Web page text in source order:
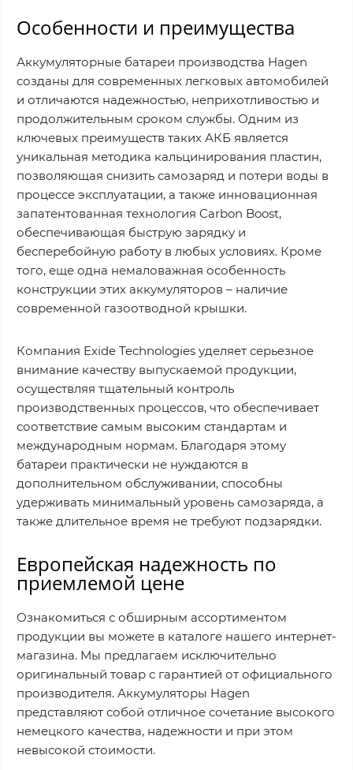
Особенности и преимущества
Аккумуляторные батареи производства Hagen
созданы для современных легковых автомобилей
и отличаются надежностью, неприхотливостью и
продолжительным сроком службы. Одним из
ключевых преимуществ таких АКБ является
уникальная методика кальцинирования пластин,
позволяющая снизить самозаряд и потери воды в
процессе эксплуатации, а также инновационная
запатентованная технология Carbon Boost,
обеспечивающая быструю зарядку и
бесперебойную работу в любых условиях. Кроме
того, еще одна немаловажная особенность
конструкции этих аккумуляторов – наличие
современной газоотводной крышки.
Компания Exide Technologies уделяет серьезное
внимание качеству выпускаемой продукции,
осуществляя тщательный контроль
производственных процессов, что обеспечивает
соответствие самым высоким стандартам и
международным нормам. Благодаря этому
батареи практически не нуждаются в
дополнительном обслуживании, способны
удерживать минимальный уровень самозаряда, а
также длительное время не требуют подзарядки.
Европейская надежность по
приемлемой цене
Ознакомиться с обширным ассортиментом
продукции вы можете в каталоге нашего интернет-
магазина. Мы предлагаем исключительно
оригинальный товар с гарантией от официального
производителя. Аккумуляторы Hagen
представляют собой отличное сочетание высокого
немецкого качества, надежности и при этом
невысокой стоимости.